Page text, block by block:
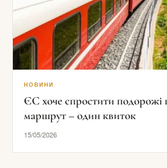
НОВИНИ
ЄС хоче спростити подорожі
маршрут – один квиток
15/05/2026